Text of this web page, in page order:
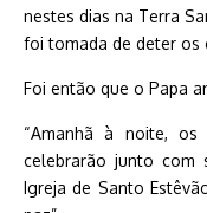
nestes dias na Terra
foi tomada de deter os
Foi então que o Papa
“Amanhã à noite, os
celebrarão junto com
Igreja de Santo